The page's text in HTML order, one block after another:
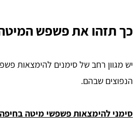
כך תזהו את פשפש
יש מגוון רחב של סימנים להימצאות
הנפוצים שבהם.
סימני להימצאות פשפשי מיטה